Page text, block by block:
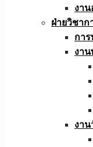
งา
ฝ่ายวิชาก
กา
งา
งาน